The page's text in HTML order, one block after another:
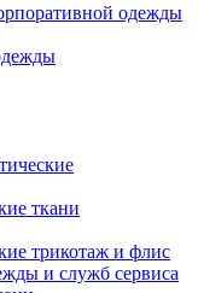
одежды
ткани
трикотаж и флис
и служб сервиса